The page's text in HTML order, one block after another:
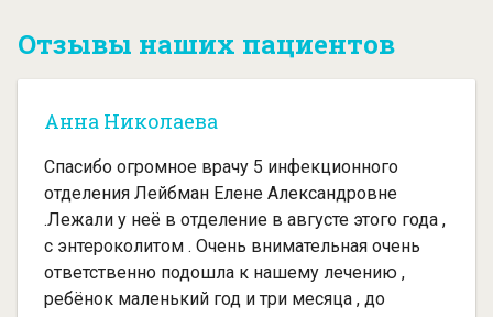
Отзывы наших пациентов
Анна Николаева
Спасибо огромное врачу 5 инфекционного
отделения Лейбман Елене Александровне
.Лежали у неё в отделение в августе этого года ,
с энтероколитом . Очень внимательная очень
ответственно подошла к нашему лечению ,
ребёнок маленький год и три месяца , до